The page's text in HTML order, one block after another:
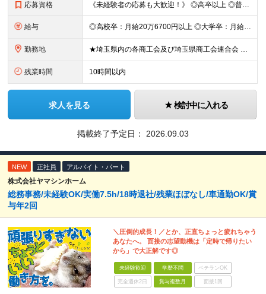
応募資格 《未経験者の応募も大歓迎！》 ◎高卒以上 ◎普通自動車免許をお持ちの方（AT限定可・取得見込みもOK） ※経験・スキルのみならず、人物・意欲の部分も重視して選考を行っています。
給与 ◎高校卒：月給20万6700円以上 ◎大学卒：月給23万7600円以上 ※上記は新卒初任給の給料です。卒業後に一定の経歴がある場合は、経歴に応じた額が基本給に加算される場合があります。 【固定残業代
勤務地 ★埼玉県内の各商工会及び埼玉県商工会連合会 ◎鴻巣市商工会／埼玉県鴻巣市本町6-4-20 ◎桶川市商工会／埼玉県桶川市鴨川1-4-3 ◎鶴ヶ島市商工会／埼玉県鶴ヶ島市大字鶴ヶ丘855 ◎日高市商工会
残業時間 10時間以内
求人を見る 検討中に入れる
掲載終了予定日： 2026.09.03
NEW 正社員 アルバイト・パート
株式会社ヤマシンホーム
総務事務/未経験OK/実働7.5h/18時退社/残業ほぼなし/車通勤OK/賞
与年2回
＼圧倒的成長！／とか、正直ちょっと疲れちゃう
あなたへ。 面接の志望動機は「定時で帰りたい
から」で大正解です◎
未経験歓迎 学歴不問 ベテランOK
完全週休2日 賞与複数月 面接1回